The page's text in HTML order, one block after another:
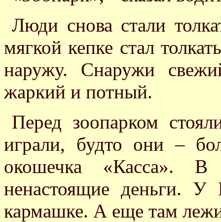
Люди снова стали
мягкой кепке стал
наружу. Снаружи
жаркий и потный.
Перед зоопарком
играли, будто они –
окошечка «Касса».
ненастоящие деньги.
кармашке. А еще там